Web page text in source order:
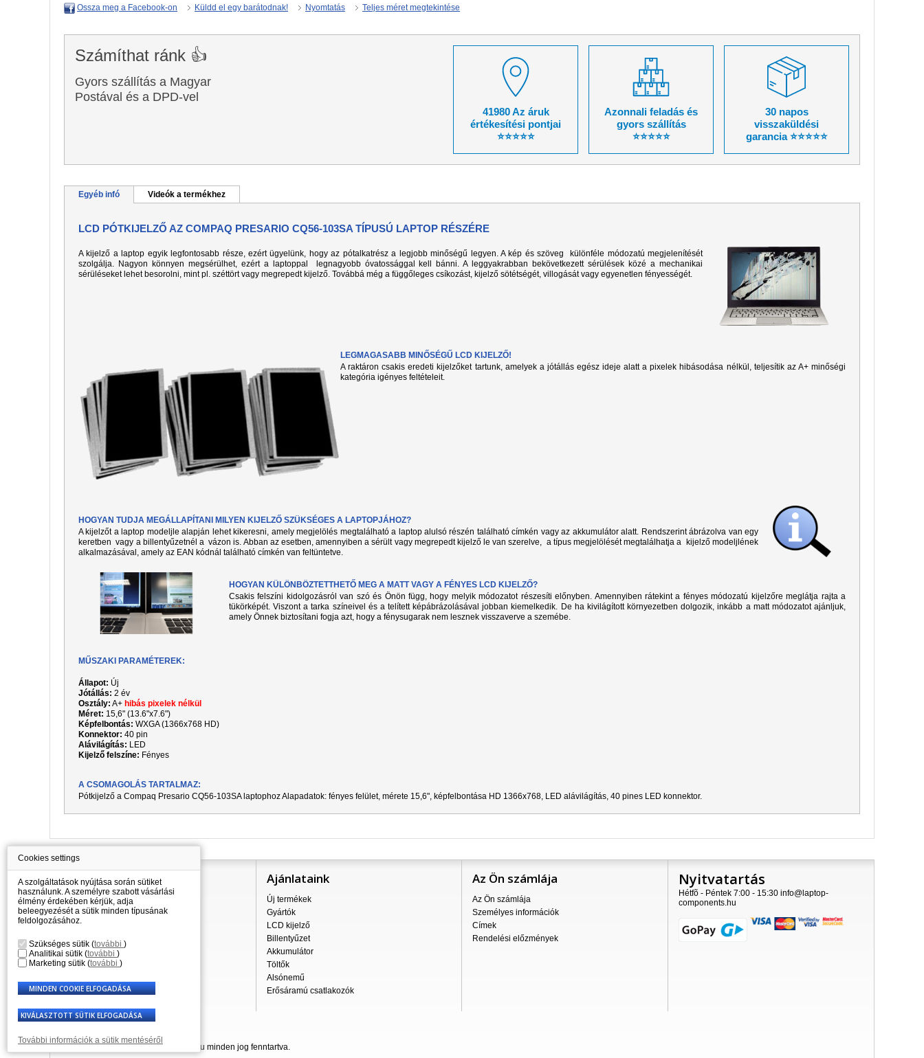
Ossza meg a Facebook-on Küldd el egy barátodnak! Nyomtatás Teljes méret megtekintése
Számíthat ránk 👍
Gyors szállítás a Magyar
Postával és a DPD-vel
41980 Az áruk
értékesítési pontjai
⭐⭐⭐⭐⭐
Azonnali feladás és
gyors szállítás
⭐⭐⭐⭐⭐
30 napos
visszaküldési
garancia ⭐⭐⭐⭐⭐
Egyéb infó Videók a termékhez
LCD PÓTKIJELZŐ AZ COMPAQ PRESARIO CQ56-103SA TÍPUSÚ LAPTOP RÉSZÉRE
A kijelző a laptop egyik legfontosabb része, ezért ügyelünk, hogy az pótalkatrész a legjobb minőségű legyen. A kép és szöveg különféle módozatú megjelenítését
szolgálja. Nagyon könnyen megsérülhet, ezért a laptoppal legnagyobb óvatossággal kell bánni. A leggyakrabban bekövetkezett sérülések közé a mechanikai
sérüléseket lehet besorolni, mint pl. széttört vagy megrepedt kijelző. Továbbá még a függőleges csíkozást, kijelző sötétségét, villogását vagy egyenetlen fényességét.
LEGMAGASABB MINŐSÉGŰ LCD KIJELZŐ!
A raktáron csakis eredeti kijelzőket tartunk, amelyek a jótállás egész ideje alatt a pixelek hibásodása nélkül, teljesítik az A+ minőségi
kategória igényes feltételeit.
HOGYAN TUDJA MEGÁLLAPÍTANI MILYEN KIJELZŐ SZÜKSÉGES A LAPTOPJÁHOZ?
A kijelzőt a laptop modeljle alapján lehet kikeresni, amely megjelölés megtalálható a laptop alulsó részén található címkén vagy az akkumulátor alatt. Rendszerint ábrázolva van egy
keretben vagy a billentyűzetnél a vázon is. Abban az esetben, amennyiben a sérült vagy megrepedt kijelző le van szerelve, a típus megjelölését megtalálhatja a kijelző modeljlének
alkalmazásával, amely az EAN kódnál található címkén van feltüntetve.
HOGYAN KÜLÖNBÖZTETTHETŐ MEG A MATT VAGY A FÉNYES LCD KIJELZŐ?
Csakis felszíni kidolgozásról van szó és Önön függ, hogy melyik módozatot részesíti előnyben. Amennyiben rátekint a fényes módozatú kijelzőre meglátja rajta a
tükörképét. Viszont a tarka színeivel és a telített képábrázolásával jobban kiemelkedik. De ha kivilágított környezetben dolgozik, inkább a matt módozatot ajánljuk,
amely Önnek biztosítani fogja azt, hogy a fénysugarak nem lesznek visszaverve a szemébe.
MŰSZAKI PARAMÉTEREK:
Állapot: Új
Jótállás: 2 év
Osztály: A+ hibás pixelek nélkül
Méret: 15,6" (13.6"x7.6")
Képfelbontás: WXGA (1366x768 HD)
Konnektor: 40 pin
Alávilágítás: LED
Kijelző felszíne: Fényes
A CSOMAGOLÁS TARTALMAZ:
Pótkijelző a Compaq Presario CQ56-103SAlaptophoz Alapadatok: fényes felület, mérete 15,6", képfelbontása HD 1366x768, LED alávilágítás, 40 pines LED konnektor.
Információ
Mindent a vásárlásról
A szállítás árai
Nagykereskedés
Reklamációs szabályzat
Üzleti feltételek
A személyes adatok feldolgozása
Ajánlataink
Új termékek
Gyártók
LCD kijelző
Billentyűzet
Akkumulátor
Töltők
Alsónemű
Erősáramú csatlakozók
Az Ön számlája
Az Ön számlája
Személyes információk
Címek
Rendelési előzmények
Nyitvatartás
Hétfõ - Péntek 7:00 - 15:30 info@laptop-
components.hu
© 2007 - 2026 Laptop-Components.hu minden jog fenntartva.
Cookies settings
A szolgáltatások nyújtása során sütiket
használunk. A személyre szabott vásárlási
élmény érdekében kérjük, adja
beleegyezését a sütik minden típusának
feldolgozásához.
Szükséges sütik (további )
Analitikai sütik (további )
Marketing sütik (további )
További információk a sütik mentéséről